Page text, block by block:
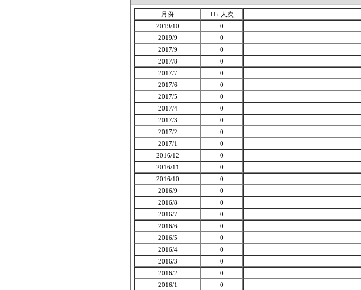
月份 Hit 人次
2019/10
0
2019/9
0
2017/9
0
2017/8
0
2017/7
0
2017/6
0
2017/5
0
2017/4
0
2017/3
0
2017/2
0
2017/1
0
2016/12
0
2016/11
0
2016/10
0
2016/9
0
2016/8
0
2016/7
0
2016/6
0
2016/5
0
2016/4
0
2016/3
0
2016/2
0
2016/1
0